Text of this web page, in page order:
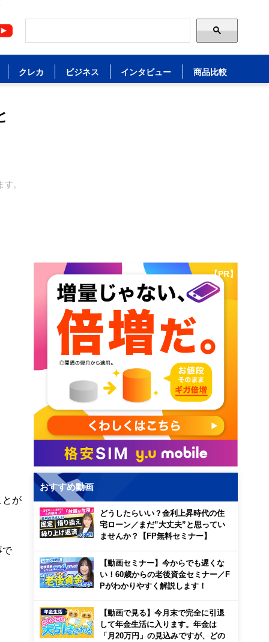
クレカ ビジネス インタビュー 商品比較
す。
とが
で
【PR】
おすすめ動画
どうしたらいい？金利上昇時代の住
宅ローン／まだ”大丈夫”と思ってい
ませんか？【FP無料セミナー】
【動画セミナー】今からでも遅くな
い！60歳からの老後資金セミナー／F
Pがわかりやすく解説します！
【動画で見る】今月末で完全に引退
して年金生活に入ります。年金は
「月20万円」の見込みですが、どの